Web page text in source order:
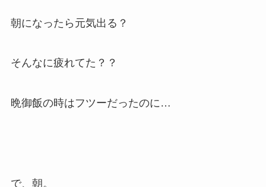
朝になったら元気出る？
そんなに疲れてた？？
晩御飯の時はフツーだったのに…
で、朝。